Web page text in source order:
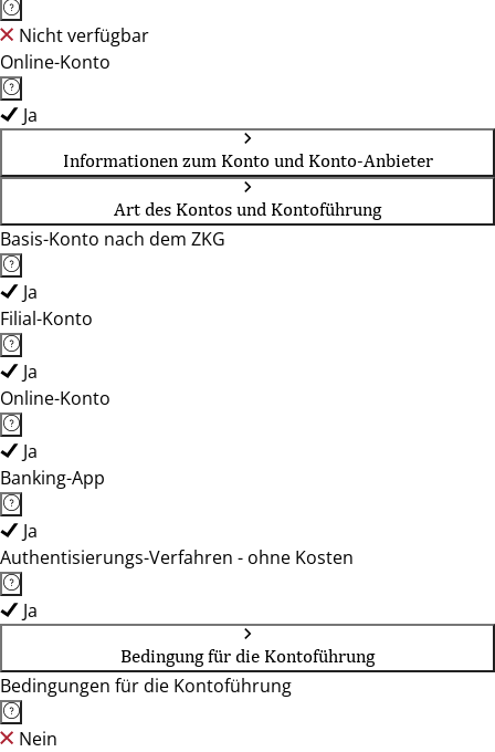
Nicht verfügbar
Online-Konto
Ja
Informationen zum Konto und Konto-Anbieter
Art des Kontos und Kontoführung
Basis-Konto nach dem ZKG
Ja
Filial-Konto
Ja
Online-Konto
Ja
Banking-App
Ja
Authentisierungs-Verfahren - ohne Kosten
Ja
Bedingung für die Kontoführung
Bedingungen für die Kontoführung
Nein